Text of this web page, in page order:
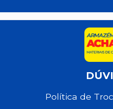
Política de